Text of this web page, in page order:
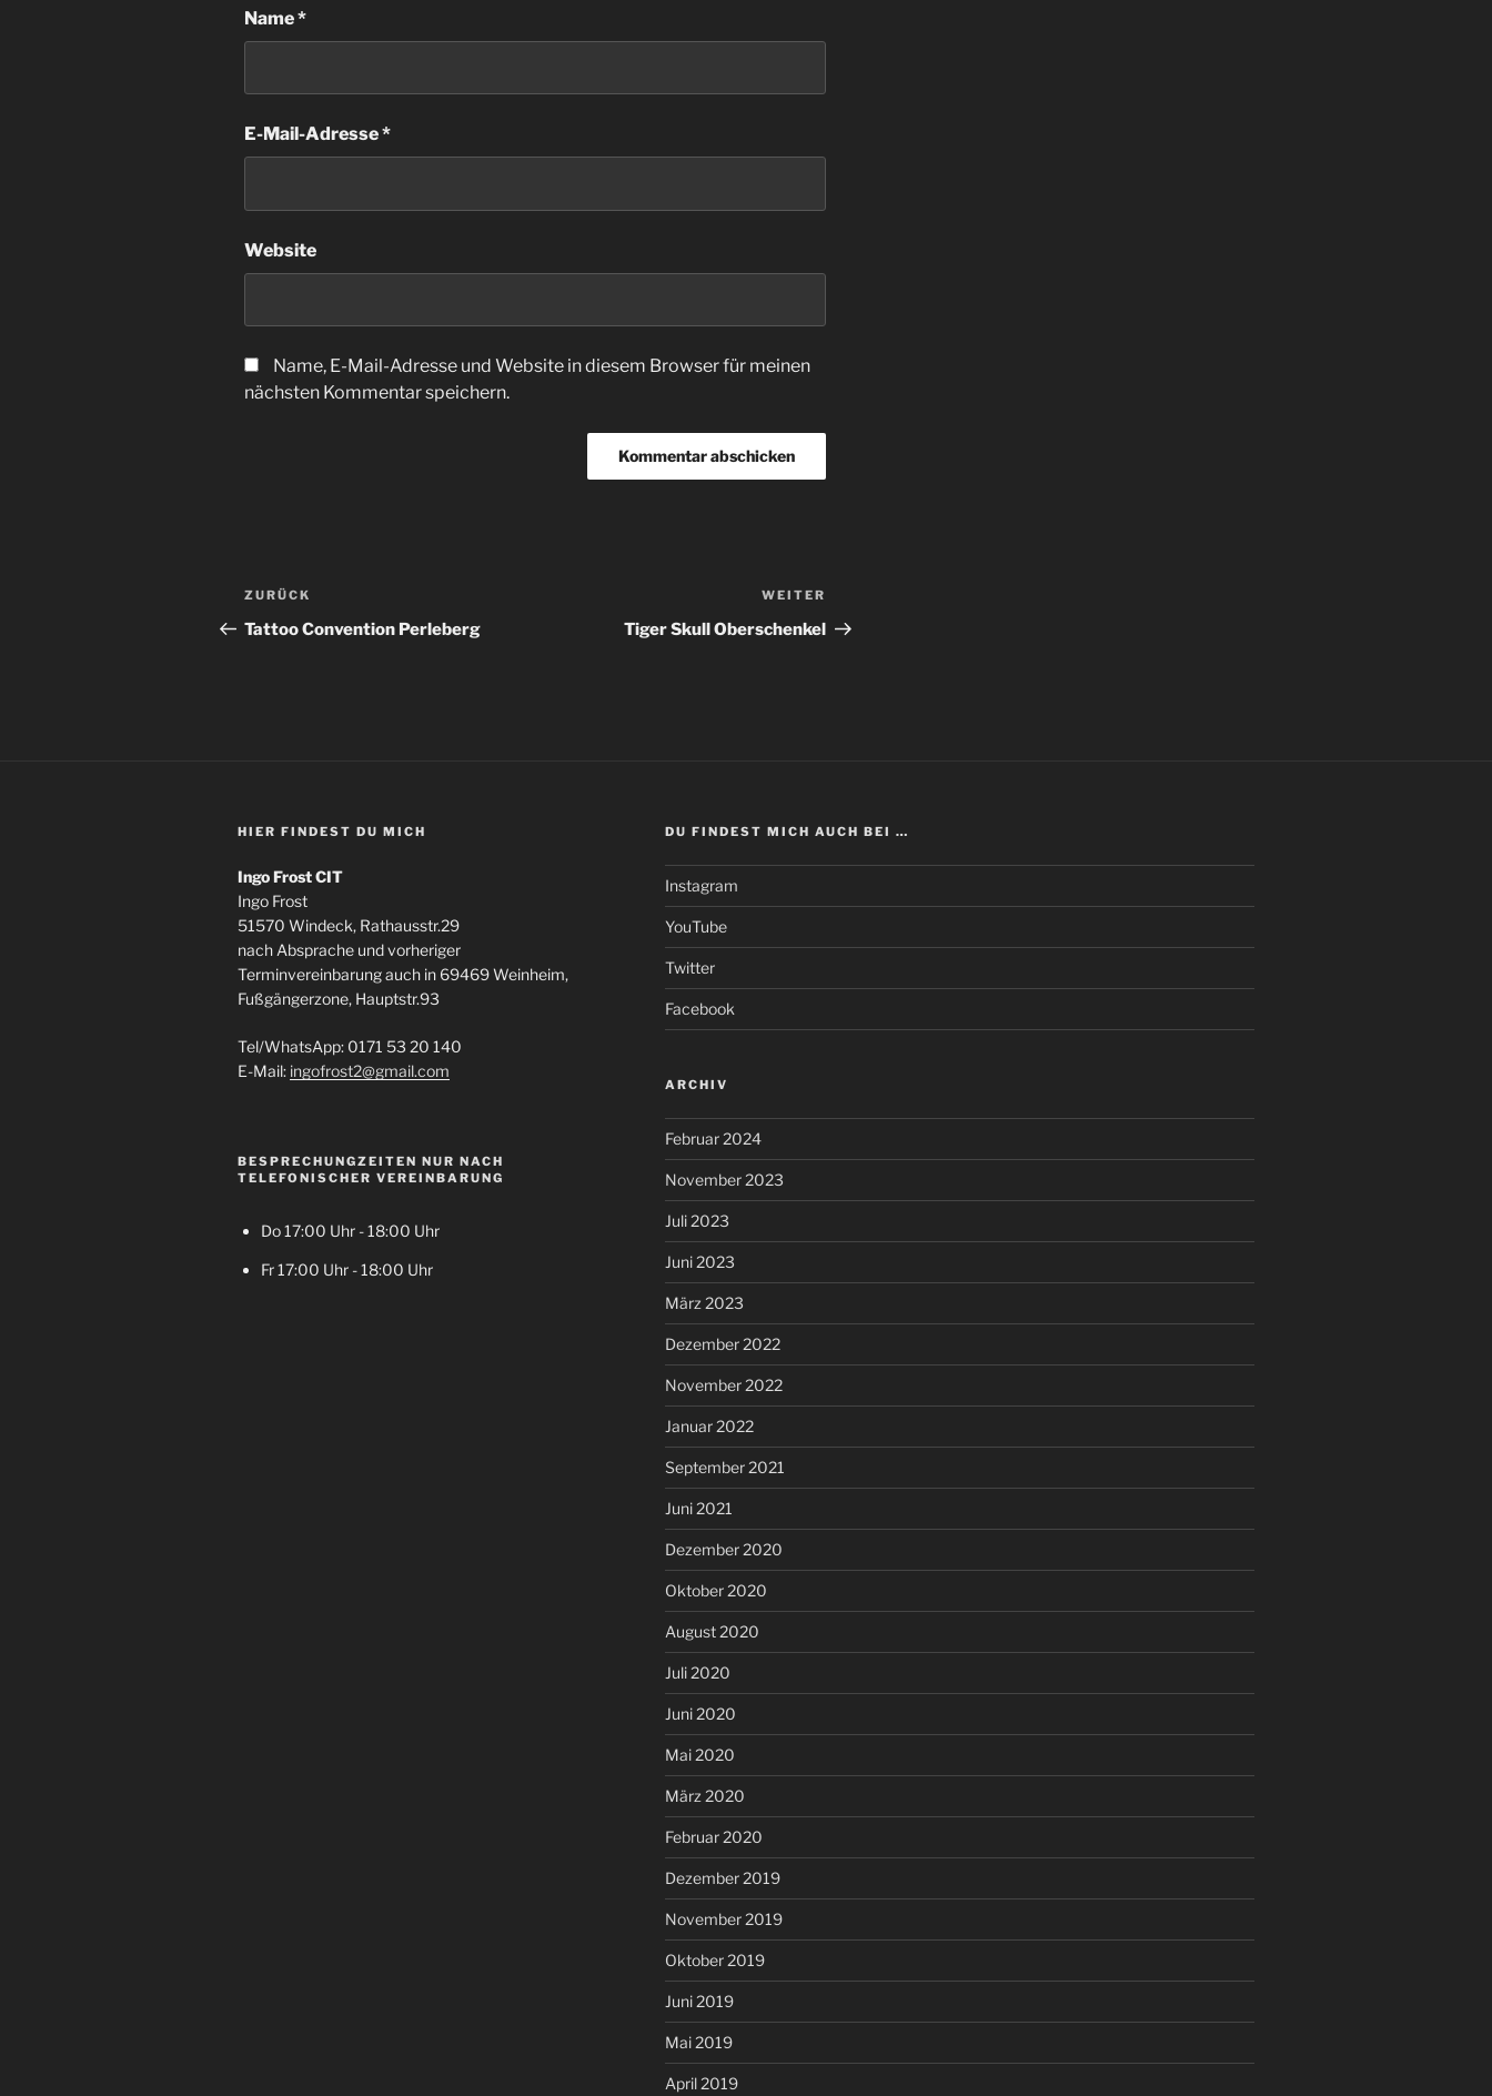
Name*
E-Mail-Adresse*
Website
Name, E-Mail-Adresse und Website in diesem Browser für meinen
nächsten Kommentar speichern.
Beitragsnavigation
Vorheriger
Beitrag
ZURÜCK
Tattoo Convention Perleberg
Beitrag
WEITER
Tiger Skull Oberschenkel
HIER FINDEST DU MICH
Ingo Frost CIT
Ingo Frost
51570 Windeck, Rathausstr.29
nach Absprache und vorheriger
Terminvereinbarung auch in 69469 Weinheim,
Fußgängerzone, Hauptstr.93
Tel/WhatsApp: 0171 53 20 140
E-Mail: ingofrost2@gmail.com
BESPRECHUNGZEITEN NUR NACH
TELEFONISCHER VEREINBARUNG
Do 17:00 Uhr - 18:00 Uhr
Fr 17:00 Uhr - 18:00 Uhr
DU FINDEST MICH AUCH BEI …
Instagram
YouTube
Twitter
Facebook
ARCHIV
Februar 2024
November 2023
Juli 2023
Juni 2023
März 2023
Dezember 2022
November 2022
Januar 2022
September 2021
Juni 2021
Dezember 2020
Oktober 2020
August 2020
Juli 2020
Juni 2020
Mai 2020
März 2020
Februar 2020
Dezember 2019
November 2019
Oktober 2019
Juni 2019
Mai 2019
April 2019